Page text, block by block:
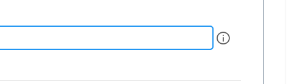
Info